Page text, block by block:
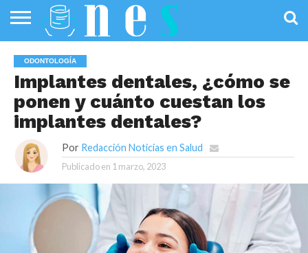
PÚBLICA
SANIDAD
INVESTIGACIÓN
ENTREVISTAS
PROFESIONALES
DE LA SALUD
INFOGRAFÍAS
DE SALUD
OPINIÓN
ODONTOLOGÍA
Implantes dentales, ¿cómo se
ponen y cuánto cuestan los
implantes dentales?
Por Redacción Noticias en Salud
Publicado en 1 marzo, 2023